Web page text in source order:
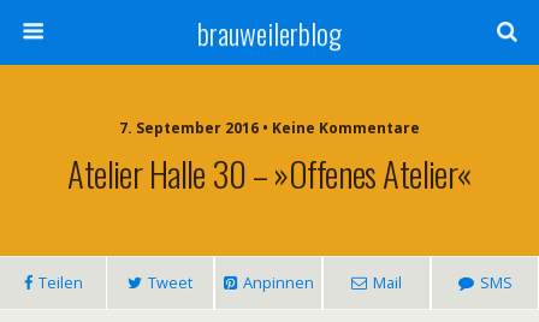
brauweilerblog
7. September 2016 • Keine Kommentare
Atelier Halle 30 – »Offenes Atelier«
Teilen Tweet Anpinnen Mail SMS